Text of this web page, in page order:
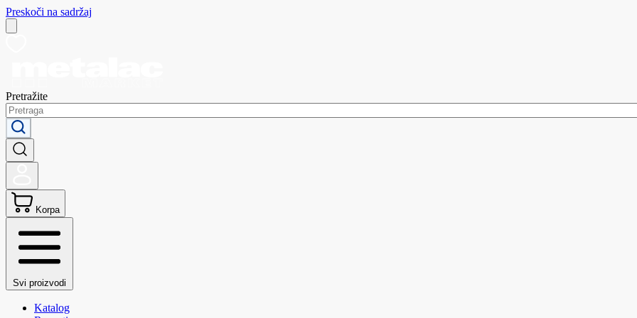
Preskoči na sadržaj
Pretražite
Korpa
Svi proizvodi
Katalog